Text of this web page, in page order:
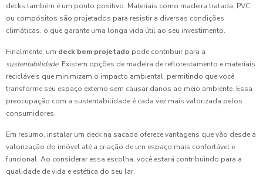
decks também é um ponto positivo. Materiais como madeira tratada, PVC
ou compósitos são projetados para resistir a diversas condições
climáticas, o que garante uma longa vida útil ao seu investimento.
Finalmente, um deck bem projetado pode contribuir para a
sustentabilidade. Existem opções de madeira de reflorestamento e materiais
recicláveis que minimizam o impacto ambiental, permitindo que você
transforme seu espaço externo sem causar danos ao meio ambiente. Essa
preocupação com a sustentabilidade é cada vez mais valorizada pelos
consumidores.
Em resumo, instalar um deck na sacada oferece vantagens que vão desde a
valorização do imóvel até a criação de um espaço mais confortável e
funcional. Ao considerar essa escolha, você estará contribuindo para a
qualidade de vida e estética do seu lar.